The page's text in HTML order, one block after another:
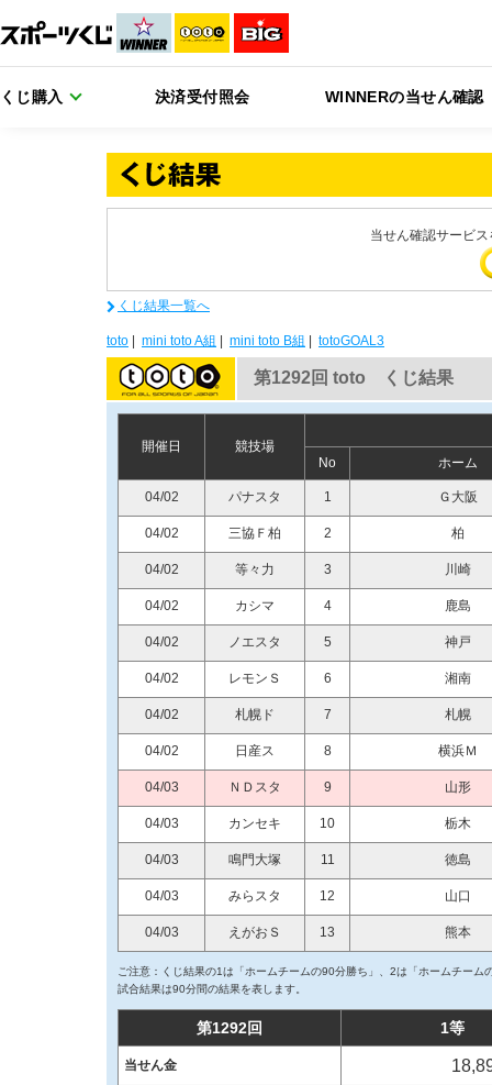
くじ購入 決済受付照会 WINNERの当せん確認
当せん確認サービ
くじ結果一覧へ
toto mini toto A組 mini toto B組 totoGOAL3
第1292回 toto くじ結果
開催日
競技場
No
ホーム
04/02 パナスタ 1 Ｇ大阪
04/02 三協Ｆ柏 2 柏
04/02 等々力 3 川崎
04/02 カシマ 4 鹿島
04/02 ノエスタ 5 神戸
04/02 レモンＳ 6 湘南
04/02 札幌ド 7 札幌
04/02 日産ス 8 横浜Ｍ
04/03 ＮＤスタ 9 山形
04/03 カンセキ 10 栃木
04/03 鳴門大塚 11 徳島
04/03 みらスタ 12 山口
04/03 えがおＳ 13 熊本
ご注意：くじ結果の1は「ホームチームの90分勝ち」、2は「ホームチーム
試合結果は90分間の結果を表します。
第1292回 1等
当せん金